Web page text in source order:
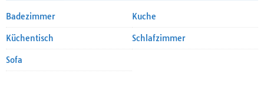
Badezimmer Kuche
Küchentisch Schlafzimmer
Sofa